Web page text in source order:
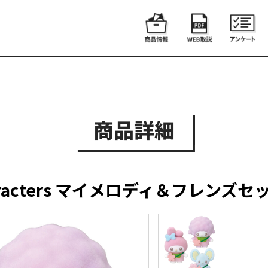
商品詳細
マイメロディ＆フレンズセ